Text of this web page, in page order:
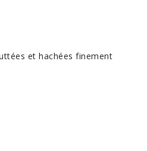
et hachées finement